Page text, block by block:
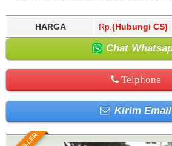
HARGA Rp. (Hubungi CS)
Chat
Telphone
Kirim Email